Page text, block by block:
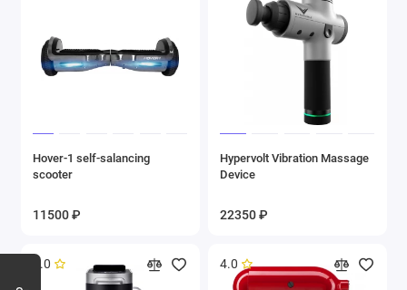
Hover-1 self-salancing
scooter
11500 ₽
Hypervolt Vibration Massage
Device
22350 ₽
5.0 4.0